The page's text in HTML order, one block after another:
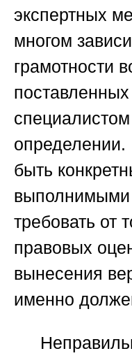
экспертных
многом
грамотности
быть
требовать от
правовых
вынесения
именно